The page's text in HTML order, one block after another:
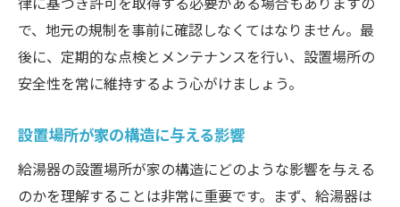
で、地元の規制を事前に確認しなくてはなりません。最
後に、定期的な点検とメンテナンスを行い、設置場所の
安全性を常に維持するよう心がけましょう。
設置場所が家の構造に与える影響
給湯器の設置場所が家の構造にどのような影響を与える
のかを理解することは非常に重要です。まず、給湯器は